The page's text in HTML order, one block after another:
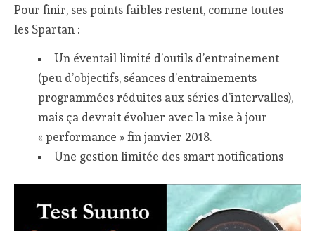
Pour finir, ses points faibles restent, comme toutes
les Spartan :
Un éventail limité d’outils d’entrainement
(peu d’objectifs, séances d’entrainements
programmées réduites aux séries d’intervalles),
mais ça devrait évoluer avec la mise à jour
« performance » fin janvier 2018.
Une gestion limitée des smart notifications